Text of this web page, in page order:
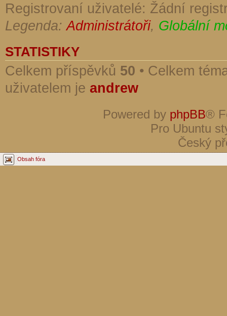
Registrovaní uživatelé: Žádní
Legenda:Administrátoři, Globální
STATISTIKY
Celkem příspěvků 50 • Celkem
uživatelem je andrew
Powered by phpBB®
Pro Ubuntu
Český
Obsah fóra